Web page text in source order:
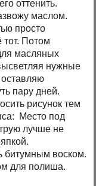
оттенить.
маслом.
просто
Потом
масляных
нужные
пару дней.
рисунок тем
Место под
лучше не
битумным воском.
для полиша.